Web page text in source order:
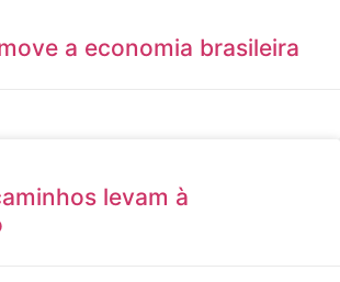
a economia brasileira
levam à